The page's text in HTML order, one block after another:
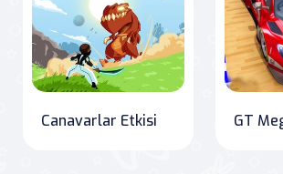
Canavarlar Etkisi